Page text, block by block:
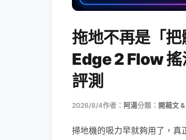
拖地不再是「
Edge 2 Flow 搖
評測
2026/8/4作者： 阿湯分類： 開箱文 &
掃地機的吸力早就夠用了，真